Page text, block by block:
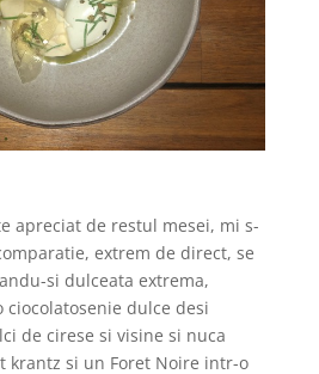
apreciat de restul mesei, mi s-
extrem de direct, se
si dulceata extrema,
dulce desi
de cirese si visine si nuca
krantz si un Foret Noire intr-o